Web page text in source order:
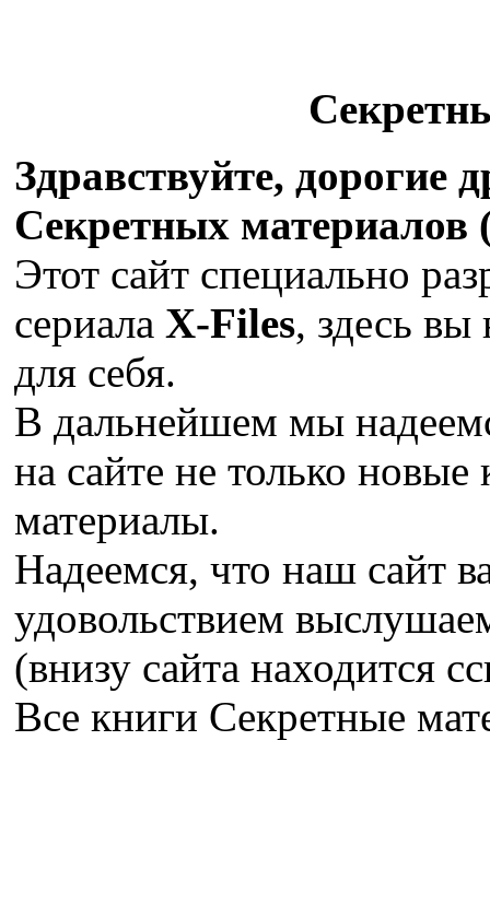
Здравствуйте, дорогие
Секретных материалов
Этот сайт специально
сериала X-Files, здесь вы
для себя.
В дальнейшем мы
на сайте не только
материалы.
Надеемся, что наш сайт
удовольствием
(внизу сайта находится
Все книги Секретные